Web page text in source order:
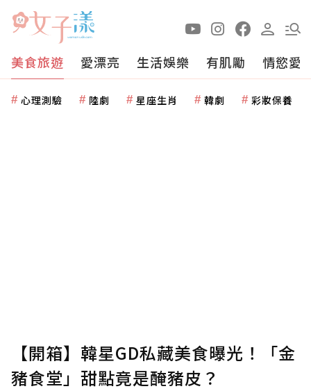
美食旅遊 愛漂亮 生活娛樂 有肌勵 情慾愛
心理測驗 陸劇 星座生肖 韓劇 彩妝保養
【開箱】韓星GD私藏美食曝光！「金
豬食堂」甜點竟是醃豬皮？